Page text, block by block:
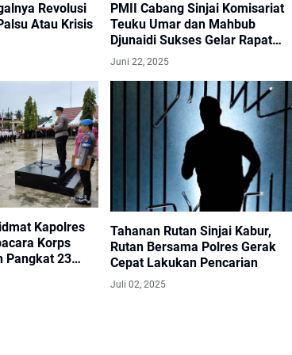
Revolusi
Atau Krisis
PMII Cabang Sinjai ‎Komisariat
Teuku Umar dan Mahbub
Djunaidi Sukses Gelar Rapat
Tahunan Komisariat (RTK)
Bersama
Juni 22, 2025
Kapolres
Korps
Pangkat 23
Tahanan Rutan Sinjai Kabur,
Rutan Bersama Polres Gerak
Cepat Lakukan Pencarian
Juli 02, 2025